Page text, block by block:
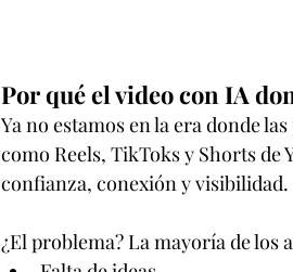
Por qué el video con IA
Ya no estamos en la era donde
como Reels, TikToks y Shorts de
confianza, conexión y visibilidad.
¿El problema? La mayoría de los